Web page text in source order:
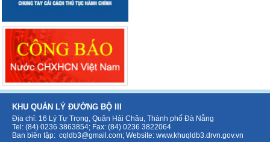
KHU QUẢN LÝ ĐƯỜNG BỘ III
Địa chỉ: 16 Lý Tự Trọng, Quận Hải Châu, Thành phố Đà Nẵng
Tel: (84) 0236 3863854; Fax: (84) 0236 3822064
Ban biên tập: cqldb3@gmail.com; Website: www.khuqldb3.drvn.gov.vn